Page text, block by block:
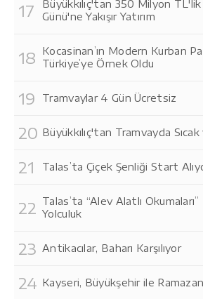
Büyükkılıç'tan 350 Milyon
Günü'ne Yakışır Yatırım
Kocasinan’ın Modern Kurban
Türkiye’ye Örnek Oldu
Tramvaylar 4 Gün Ücretsiz
Büyükkılıç'tan Tramvayda
Talas’ta Çiçek Şenliği Start
Talas’ta “Alev Alatlı
Yolculuk
Antikacılar, Baharı Karşılıyor
Kayseri, Büyükşehir ile